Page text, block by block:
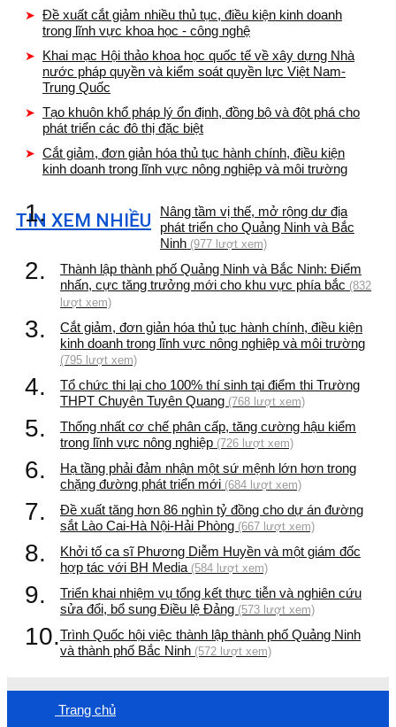
Đề xuất cắt giảm nhiều thủ tục, điều kiện kinh doanh
trong lĩnh vực khoa học - công nghệ
Khai mạc Hội thảo khoa học quốc tế về xây dựng Nhà
nước pháp quyền và kiểm soát quyền lực Việt Nam-
Trung Quốc
Tạo khuôn khổ pháp lý ổn định, đồng bộ và đột phá cho
phát triển các đô thị đặc biệt
Cắt giảm, đơn giản hóa thủ tục hành chính, điều kiện
kinh doanh trong lĩnh vực nông nghiệp và môi trường
TIN XEM NHIỀU
1.
Nâng tầm vị thế, mở rộng dư địa
phát triển cho Quảng Ninh và Bắc
Ninh (977 lượt xem)
2.
Thành lập thành phố Quảng Ninh và Bắc Ninh: Điểm
nhấn, cực tăng trưởng mới cho khu vực phía bắc (832
lượt xem)
3.
Cắt giảm, đơn giản hóa thủ tục hành chính, điều kiện
kinh doanh trong lĩnh vực nông nghiệp và môi trường
(795 lượt xem)
4.
Tổ chức thi lại cho 100% thí sinh tại điểm thi Trường
THPT Chuyên Tuyên Quang (768 lượt xem)
5.
Thống nhất cơ chế phân cấp, tăng cường hậu kiểm
trong lĩnh vực nông nghiệp (726 lượt xem)
6.
Hạ tầng phải đảm nhận một sứ mệnh lớn hơn trong
chặng đường phát triển mới (684 lượt xem)
7.
Đề xuất tăng hơn 86 nghìn tỷ đồng cho dự án đường
sắt Lào Cai-Hà Nội-Hải Phòng (667 lượt xem)
8.
Khởi tố ca sĩ Phương Diễm Huyền và một giám đốc
hợp tác với BH Media (584 lượt xem)
9.
Triển khai nhiệm vụ tổng kết thực tiễn và nghiên cứu
sửa đổi, bổ sung Điều lệ Đảng (573 lượt xem)
10.Trình Quốc hội việc thành lập thành phố Quảng Ninh
và thành phố Bắc Ninh (572 lượt xem)
Trang chủ